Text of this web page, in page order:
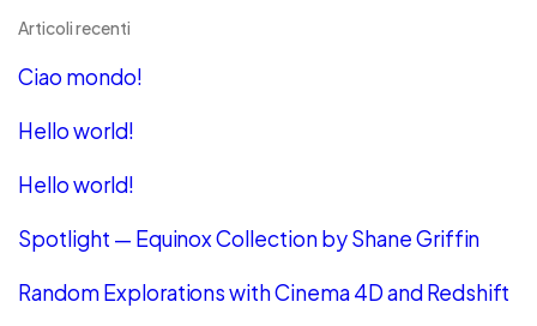
Articoli recenti
Ciao mondo!
Hello world!
Hello world!
Spotlight — Equinox Collection by Shane Griffin
Random Explorations with Cinema 4D and Redshift